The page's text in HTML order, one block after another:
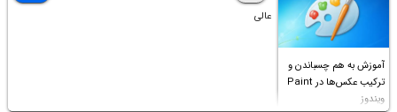
آموزش به هم چسباندن و
ترکیب عکس‌ها در Paint
ویندوز
عالی